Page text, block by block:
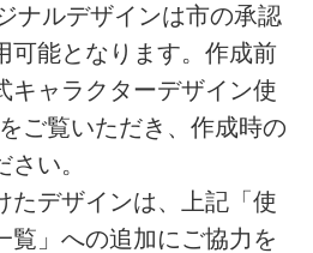
ナルデザインは市の承認
可能となります。作成前
キャラクターデザイン使
ご覧いただき、作成時の
い。
デザインは、上記「使
覧」への追加にご協力を